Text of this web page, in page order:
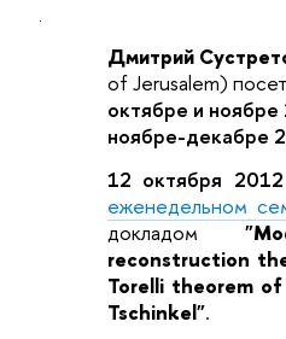
Дмитрий
of Jerusalem)
октябре и
ноябре-декабре
12 октября
еженедельном
докладом
reconstruction
Torelli theorem
Tschinkel".